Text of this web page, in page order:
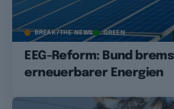
BREAK/THE NEWS GREEN
EEG-Reform: Bund
erneuerbarer Energien